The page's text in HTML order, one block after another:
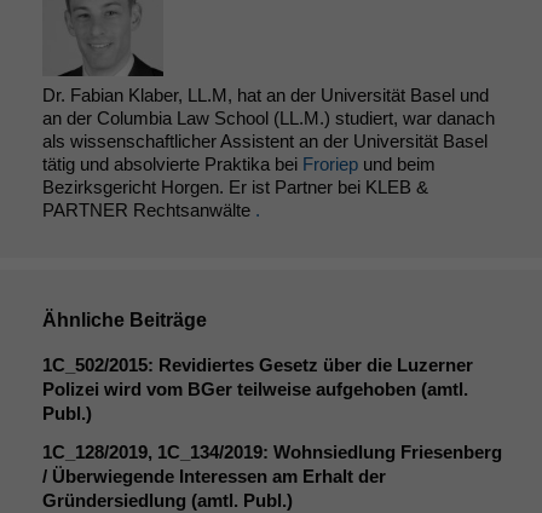
Dr. Fabian Klaber, LL.M, hat an der Universität Basel und
an der Columbia Law School (LL.M.) studiert, war danach
als wissenschaftlicher Assistent an der Universität Basel
tätig und absolvierte Praktika bei Froriep und beim
Bezirksgericht Horgen. Er ist Partner bei KLEB &
PARTNER Rechtsanwälte .
Ähnliche Beiträge
1C_502/2015: Revidiertes Gesetz über die Luzerner
Polizei wird vom BGer teilweise aufgehoben (amtl.
Publ.)
1C_128/2019, 1C_134/2019: Wohnsiedlung Friesenberg
/ Überwiegende Interessen am Erhalt der
Gründersiedlung (amtl. Publ.)
Notwendige
Cookies
Diese
Cookies sind
nicht
werden kann.
Statistiken
Um unsere